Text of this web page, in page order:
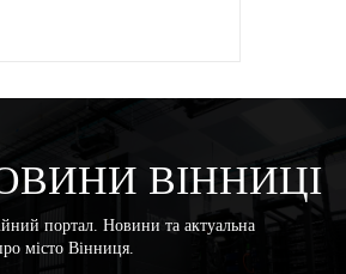
ВІННИЦІ
портал. Новини та актуальна
місто Вінниця.